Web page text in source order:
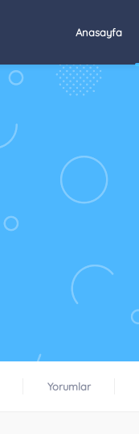
Anasayfa
Yorumlar